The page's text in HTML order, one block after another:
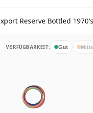
Reserve Bottled 1970's
VERFÜGBARKEIT: Gut